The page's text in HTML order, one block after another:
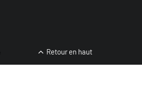
Retour en haut